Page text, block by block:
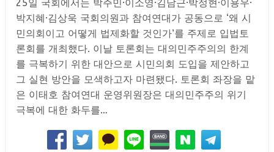
25일 국회에서는 박주민·이소영·김남근·박정현·이용우·
박지혜·김상욱 국회의원과 참여연대가 공동으로 ‘왜 시
민의회이고 어떻게 법제화할 것인가’를 주제로 입법토
론회를 개최했다. 이날 토론회는 대의민주주의의 한계
를 극복하기 위한 대안으로 시민의회 도입을 제안하고
그 실현 방안을 모색하고자 마련됐다. 토론회 좌장을 맡
은 이태호 참여연대 운영위원장은 대의민주주의 위기
극복에 대한 화두를…